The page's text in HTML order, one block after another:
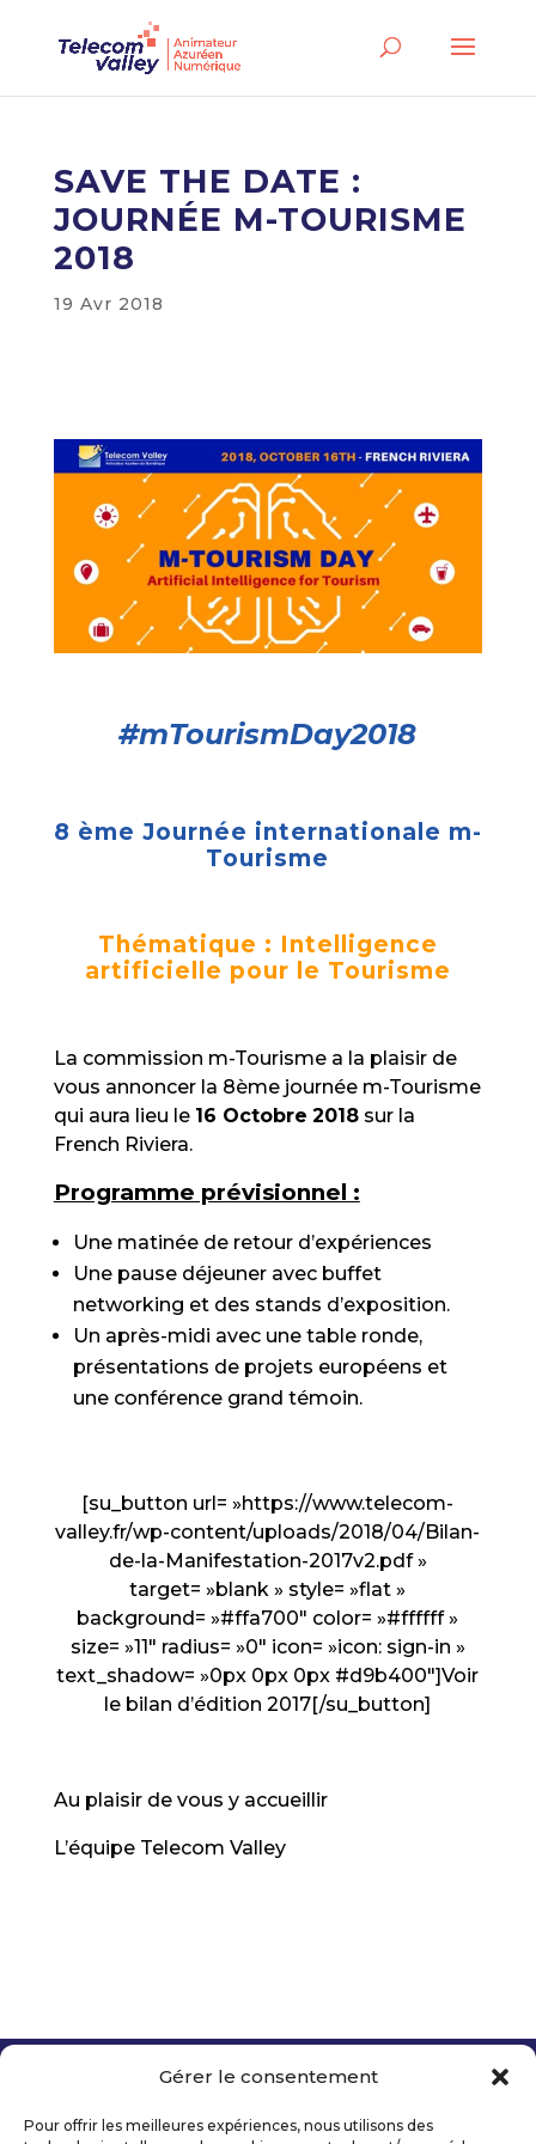
Gérer le consentement
Pour offrir les meilleures expériences, nous utilisons des
SAVE THE DATE :
JOURNÉE M-TOURISME
2018
19 Avr 2018
#mTourismDay2018
8 ème Journée internationale m-
Tourisme
Thématique : Intelligence
artificielle pour le Tourisme
La commission m-Tourisme a la plaisir de
vous annoncer la 8ème journée m-Tourisme
qui aura lieu le 16 Octobre 2018sur la
French Riviera.
Programme prévisionnel :
Une matinée de retour d’expériences
Une pause déjeuner avec buffet
networking et des stands d’exposition.
Un après-midi avec une table ronde,
présentations de projets européens et
une conférence grand témoin.
[su_button url= »https://www.telecom-
valley.fr/wp-content/uploads/2018/04/Bilan-
de-la-Manifestation-2017v2.pdf »
target= »blank » style= »flat »
background= »#ffa700″ color= »#ffffff »
size= »11″ radius= »0″ icon= »icon: sign-in »
text_shadow= »0px 0px 0px #d9b400″]Voir
le bilan d’édition 2017[/su_button]
Au plaisir de vous y accueillir
L’équipe Telecom Valley
Mentions légales